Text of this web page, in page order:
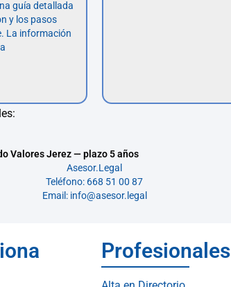
guía detallada
y los pasos
La información
Valores Jerez — plazo 5 años
Asesor.Legal
Teléfono: 668 51 00 87
Email: info@asesor.legal
Profesionales